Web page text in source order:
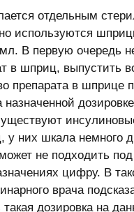
отдельным
используются
В первую очередь
в шприц, выпустить
препарата в шприце
назначенной
у них шкала немного
не подходить под
цифру. В
врача
такая дозировка на